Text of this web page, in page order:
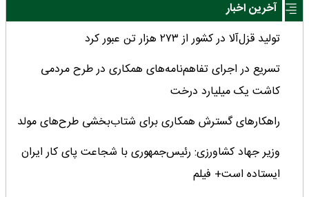
آخرین اخبار
تولید قزل‌آلا در کشور از ۲۷۳ هزار تن عبور کرد
تسریع در اجرای تفاهم‌نامه‌های همکاری در طرح مردمی
کاشت یک میلیارد درخت
راهکارهای گسترش همکاری برای شتاب‌بخشی طرح‌های مولد
وزیر جهاد کشاورزی: رئیس‌جمهوری با شجاعت پای کار ایران
ایستاده است+ فیلم